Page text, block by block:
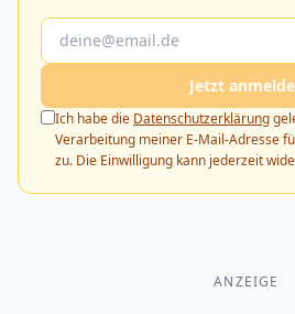
Jetzt
Ich habe die Datenschutzerklärung
Verarbeitung meiner E-Mail-Adresse
zu. Die Einwilligung kann jederzeit
ANZEIGE